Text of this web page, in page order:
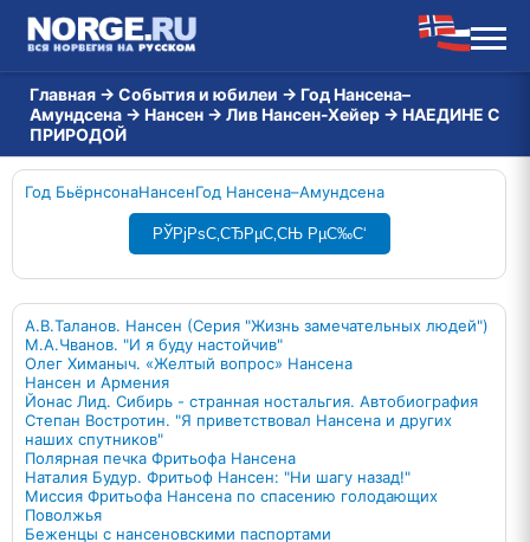
Главная → События и юбилеи → Год Нансена–
Амундсена → Нансен → Лив Нансен-Хейер → НАЕДИНЕ С
ПРИРОДОЙ
Год БьёрнсонаНансенГод Нансена–Амундсена
РЎРјРѕС‚СЂРµС‚СЊ РµС‰С‘
А.В.Таланов. Нансен (Серия "Жизнь замечательных людей")
М.А.Чванов. "И я буду настойчив"
Олег Химаныч. «Желтый вопрос» Нансена
Нансен и Армения
Йонас Лид. Сибирь - странная ностальгия. Автобиография
Степан Востротин. "Я приветствовал Нансена и других
наших спутников"
Полярная печка Фритьофа Нансена
Наталия Будур. Фритьоф Нансен: "Ни шагу назад!"
Миссия Фритьофа Нансена по спасению голодающих
Поволжья
Беженцы с нансеновскими паспортами